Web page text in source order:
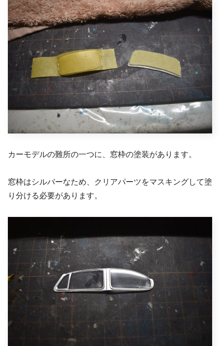
カーモデルの難所の一つに、窓枠の塗装があります。
窓枠はシルバーなため、クリアパーツをマスキングして塗
り分ける必要があります。